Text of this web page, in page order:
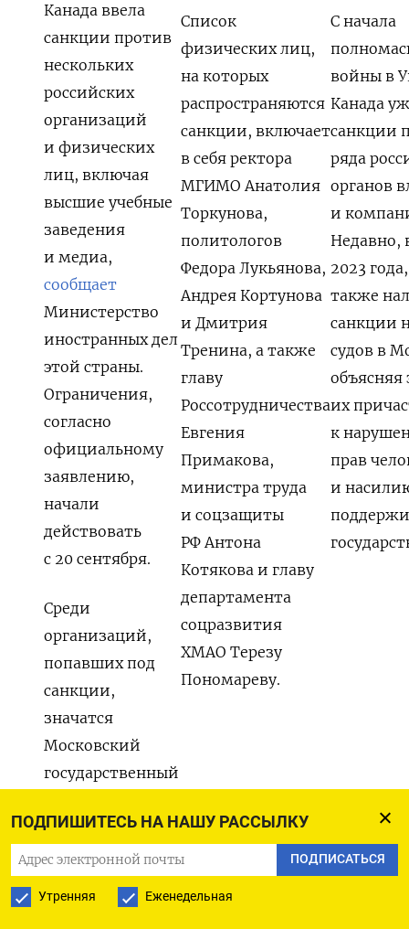
ПОДПИШИТЕСЬ НА НАШУ РАССЫЛКУ
ПОДПИСАТЬСЯ
Утренняя Еженедельная
Канада ввела
санкции против
нескольких
российских
организаций
и физических
лиц, включая
высшие учебные
заведения
и медиа,
сообщает
Министерство
иностранных дел
этой страны.
Ограничения,
согласно
официальному
заявлению,
начали
действовать
с 20 сентября.
Среди
организаций,
попавших под
санкции,
значатся
Московский
государственный
международных
отношений
(МГИМО),
Высшая школа
Список
физических лиц,
на которых
распространяются
санкции, включает
в себя ректора
МГИМО Анатолия
Торкунова,
политологов
Федора Лукьянова,
Андрея Кортунова
и Дмитрия
Тренина, а также
главу
Россотрудничества
Евгения
Примакова,
министра труда
и соцзащиты
РФ Антона
Котякова и главу
департамента
соцразвития
ХМАО Терезу
Пономареву.
С начала
войны в
Канада
санкции
ряда
органов
и
Недавно,
2023
также
санкции
судов в
объясняя
их
к
прав
и